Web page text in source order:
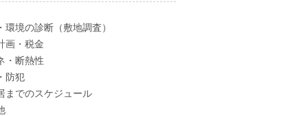
環境の診断（敷地調査）
画・税金
・断熱性
防犯
までのスケジュール